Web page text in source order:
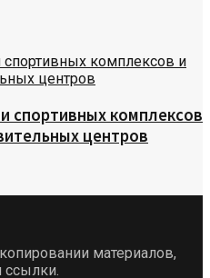
спортивных комплексов
центров
материалов,
ссылки.